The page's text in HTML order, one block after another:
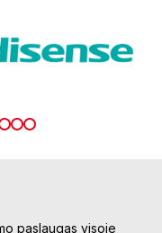
paslaugas visoje